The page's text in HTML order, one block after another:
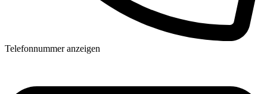
Telefonnummer anzeigen